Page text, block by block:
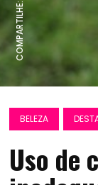
COMPARTILHE:
BELEZA
Uso de